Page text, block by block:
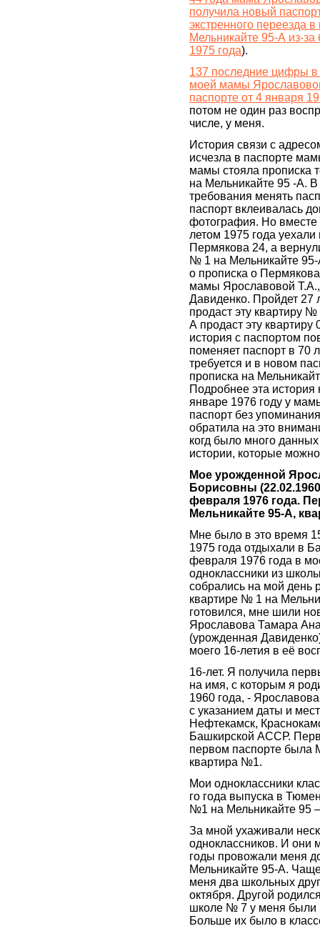
получила новый
экстренного переезда
Мельникайте 95-А из-за
1975 года).
137 последние цифры
моей мамы
паспорте от 4 января
потом не один раз
числе, у меня.
История связи с
исчезла в паспорте
мамы стояла прописка
на Мельникайте 95 -А.
требования менять
паспорт вклеивалась
фотография. Но вместе
летом 1975 года уехали
Пермякова 24, а
№ 1 на Мельникайте
о прописка о
мамы Ярославовой
Давиденко. Пройдет 27
продаст эту квартиру
А продаст эту квартиру
история с паспортом
поменяет паспорт в 70
требуется и в новом
прописка на
Подробнее эта история
январе 1976 году у
паспорт без
обратила на это
когд было много
истории, которые
Мое урожденной
Борисовны
февраля 1976 года.
Мельникайте 95-А,
Мне было в это время
1975 года отдыхали в
февраля 1976 года в
одноклассники из
собрались на мой день
квартире № 1 на
готовился, мне шили
Ярославова Тамара
(урожденная
моего 16-летия в её
16-лет. Я получила
на имя, с которым я
1960 года, -
с указанием даты и
Нефтекамск,
Башкирской АССР.
первом паспорте была
квартира №1.
Мои одноклассники
го года выпуска в
№1 на Мельникайте 95
За мной ухаживали
одноклассников. И они
годы провожали меня
Мельникайте 95-А.
меня два школьных
октября. Другой
школе № 7 у меня были
Больше их было в